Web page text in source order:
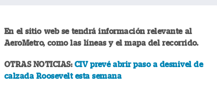
En el sitio web se tendrá información relevante al
AeroMetro, como las líneas y el mapa del recorrido.
OTRAS NOTICIAS: CIV prevé abrir paso a desnivel de
calzada Roosevelt esta semana